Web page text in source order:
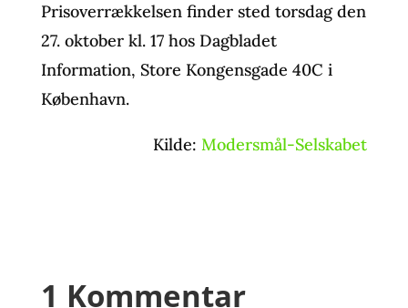
Prisoverrækkelsen finder sted torsdag den
27. oktober kl. 17 hos Dagbladet
Information, Store Kongensgade 40C i
København.
Kilde:Modersmål-Selskabet
1 Kommentar